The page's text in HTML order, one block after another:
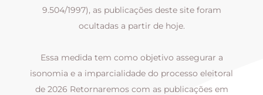
9.504/1997), as publicações deste site foram
ocultadas a partir de hoje.
Essa medida tem como objetivo assegurar a
isonomia e a imparcialidade do processo eleitoral
de 2026 Retornaremos com as publicações em